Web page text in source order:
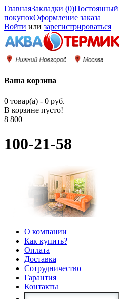
ГлавнаяЗакладки (0)Постоянный
покупокОформление заказа
Войти или зарегистрироваться
Ваша корзина
0 товар(а) - 0 руб.
В корзине пусто!
8 800
100-21-58
О компании
Как купить?
Оплата
Доставка
Сотрудничество
Гарантия
Контакты